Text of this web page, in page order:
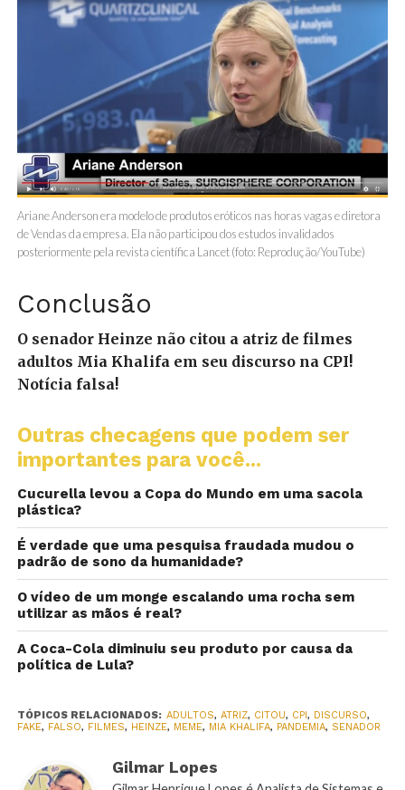
Ariane Anderson era modelo de produtos eróticos nas horas vagas e diretora
de Vendas da empresa. Ela não participou dos estudos invalidados
posteriormente pela revista científica Lancet (foto: Reprodução/YouTube)
Conclusão
O senador Heinze não citou a atriz de filmes
adultos Mia Khalifa em seu discurso na CPI!
Notícia falsa!
Outras checagens que podem ser
importantes para você...
Cucurella levou a Copa do Mundo em uma sacola
plástica?
É verdade que uma pesquisa fraudada mudou o
padrão de sono da humanidade?
O vídeo de um monge escalando uma rocha sem
utilizar as mãos é real?
A Coca-Cola diminuiu seu produto por causa da
política de Lula?
TÓPICOS RELACIONADOS: ADULTOS, ATRIZ, CITOU, CPI, DISCURSO,
FAKE, FALSO, FILMES, HEINZE, MEME, MIA KHALIFA, PANDEMIA, SENADOR
Gilmar Lopes